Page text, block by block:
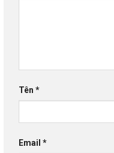
Tên *
Email *